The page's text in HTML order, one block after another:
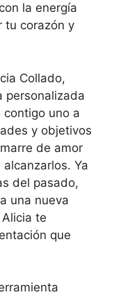
la energía
tu corazón y
Collado,
personalizada
uno a
y objetivos
de amor
Ya
del pasado,
una nueva
te
que